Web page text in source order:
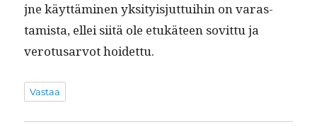
jne käyt­tämi­nen yksi­ty­isjut­tui­hin on varas­
tamista, ellei siitä ole etukä­teen sovit­tu ja
vero­tusar­vot hoidettu.
Vastaa